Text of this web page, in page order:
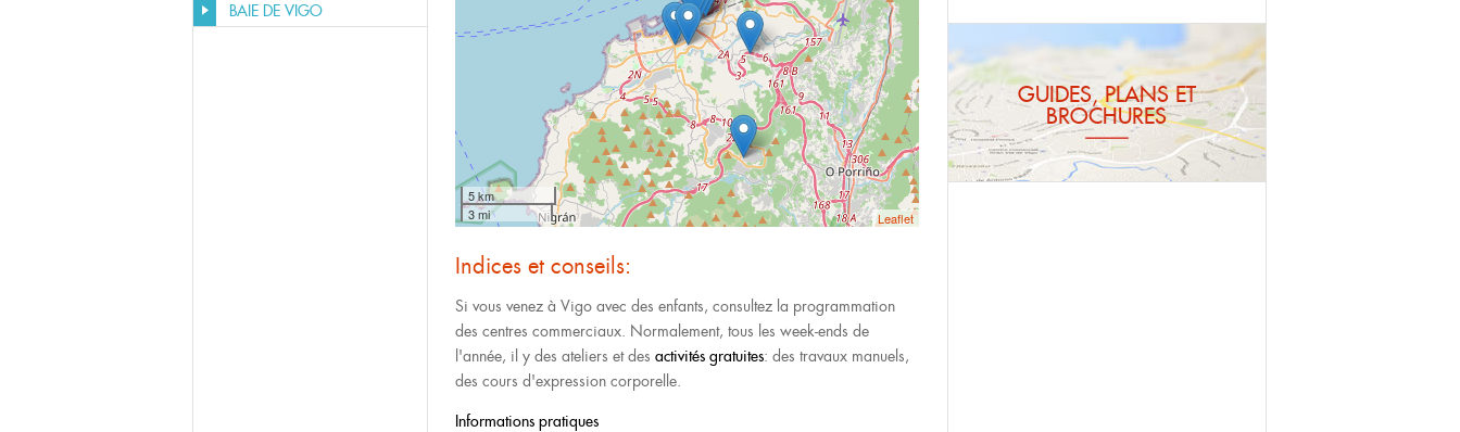
BAIE DE VIGO
5 km
3 mi
Leaflet
Indices et conseils:
Si vous venez à Vigo avec des enfants, consultez la programmation
des centres commerciaux. Normalement, tous les week-ends de
l'année, il y des ateliers et des activités gratuites: des travaux manuels,
des cours d'expression corporelle.
Informations pratiques
GUIDES, PLANS ET
BROCHURES